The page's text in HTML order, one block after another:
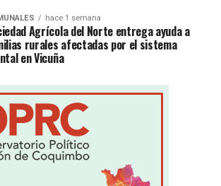
hace 1 semana
Agrícola del Norte entrega ayuda a
rurales afectadas por el sistema
en Vicuña